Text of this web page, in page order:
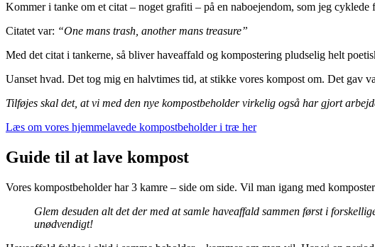
Kommer i tanke om et citat – noget grafiti – på en naboejendom, som jeg
Citatet var: “One mans trash, another mans treasure”
Med det citat i tankerne, så bliver haveaffald og kompostering pludselig helt
Uanset hvad. Det tog mig en halvtimes tid, at stikke vores kompost om. Det gav
Tilføjes skal det, at vi med den nye kompostbeholder virkelig også har gjort
Læs om vores hjemmelavede kompostbeholder i træ her
Guide til at lave kompost
Vores kompostbeholder har 3 kamre – side om side. Vil man igang med
Glem desuden alt det der med at samle haveaffald sammen først i
unødvendigt!